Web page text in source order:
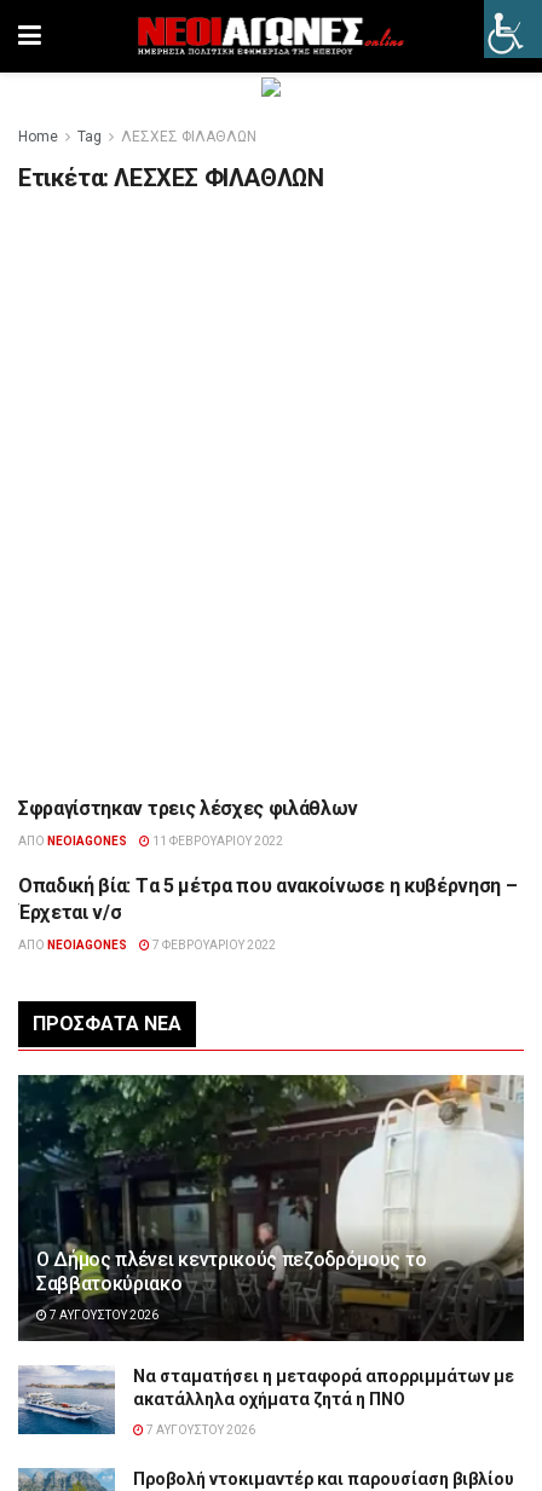
Home Tag ΛΕΣΧΕΣ ΦΙΛΑΘΛΩΝ
Ετικέτα:ΛΕΣΧΕΣ ΦΙΛΑΘΛΩΝ
ΉΠΕΙΡΟΣ
Σφραγίστηκαν τρεις λέσχες φιλάθλων
ΑΠΌ NEOIAGONES 11 ΦΕΒΡΟΥΑΡΊΟΥ 2022
ΕΠΙΚΑΙΡΌΤΗΤΑ
Οπαδική βία: Tα 5 μέτρα που ανακοίνωσε η κυβέρνηση –
Έρχεται ν/σ
ΑΠΌ NEOIAGONES 7 ΦΕΒΡΟΥΑΡΊΟΥ 2022
ΠΡΌΣΦΑΤΑ ΝΈΑ
Ο Δήμος πλένει κεντρικούς πεζοδρόμους το
Σαββατοκύριακο
7 ΑΥΓΟΎΣΤΟΥ 2026
Να σταματήσει η μεταφορά απορριμμάτων με
ακατάλληλα οχήματα ζητά η ΠΝΟ
7 ΑΥΓΟΎΣΤΟΥ 2026
Προβολή ντοκιμαντέρ και παρουσίαση βιβλίου